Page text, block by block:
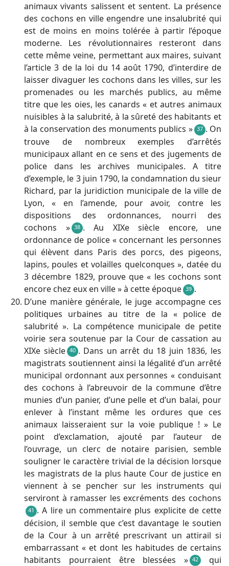
animaux vivants salissent et sentent. La présence
des cochons en ville engendre une insalubrité qui
est de moins en moins tolérée à partir l’époque
moderne. Les révolutionnaires resteront dans
cette même veine, permettant aux maires, suivant
l’article 3 de la loi du 14 août 1790, d’interdire de
laisser divaguer les cochons dans les villes, sur les
promenades ou les marchés publics, au même
titre que les oies, les canards « et autres animaux
nuisibles à la salubrité, à la sûreté des habitants et
à la conservation des monuments publics » 37 . On
trouve de nombreux exemples d’arrêtés
municipaux allant en ce sens et des jugements de
police dans les archives municipales. A titre
d’exemple, le 3 juin 1790, la condamnation du sieur
Richard, par la juridiction municipale de la ville de
Lyon, « en l’amende, pour avoir, contre les
dispositions des ordonnances, nourri des
cochons » 38 . Au XIXe siècle encore, une
ordonnance de police « concernant les personnes
qui élèvent dans Paris des porcs, des pigeons,
lapins, poules et volailles quelconques », datée du
3 décembre 1829, prouve que « les cochons sont
encore chez eux en ville » à cette époque 39 .
D’une manière générale, le juge accompagne ces
politiques urbaines au titre de la « police de
salubrité ». La compétence municipale de petite
voirie sera soutenue par la Cour de cassation au
XIXe siècle 40 . Dans un arrêt du 18 juin 1836, les
magistrats soutiennent ainsi la légalité d’un arrêté
municipal ordonnant aux personnes « conduisant
des cochons à l’abreuvoir de la commune d’être
munies d’un panier, d’une pelle et d’un balai, pour
enlever à l’instant même les ordures que ces
animaux laisseraient sur la voie publique ! » Le
point d’exclamation, ajouté par l’auteur de
l’ouvrage, un clerc de notaire parisien, semble
souligner le caractère trivial de la décision lorsque
les magistrats de la plus haute Cour de justice en
viennent à se pencher sur les instruments qui
serviront à ramasser les excréments des cochons
41 . A lire un commentaire plus explicite de cette
décision, il semble que c’est davantage le soutien
de la Cour à un arrêté prescrivant un attirail si
embarrassant « et dont les habitudes de certains
habitants pourraient être blessées » 42
qui